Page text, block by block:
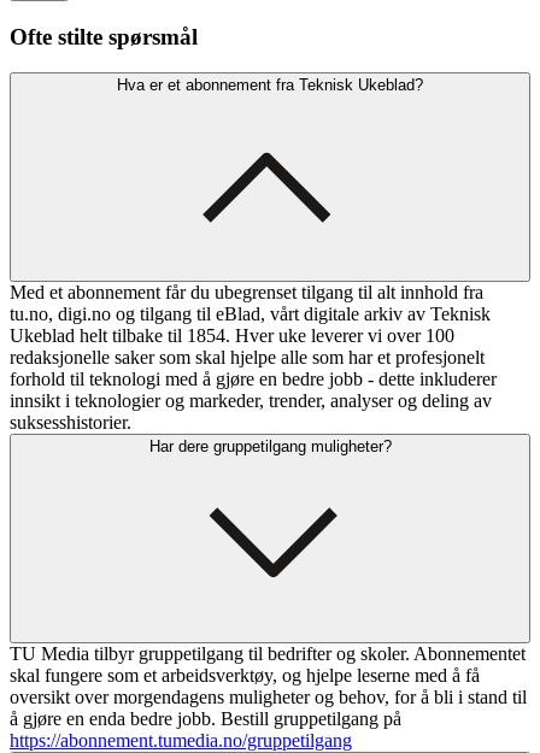
Ofte stilte spørsmål
Hva er et abonnement fra Teknisk Ukeblad?
Med et abonnement får du ubegrenset tilgang til alt innhold fra
tu.no, digi.no og tilgang til eBlad, vårt digitale arkiv av Teknisk
Ukeblad helt tilbake til 1854. Hver uke leverer vi over 100
redaksjonelle saker som skal hjelpe alle som har et profesjonelt
forhold til teknologi med å gjøre en bedre jobb - dette inkluderer
innsikt i teknologier og markeder, trender, analyser og deling av
suksesshistorier.
Har dere gruppetilgang muligheter?
TU Media tilbyr gruppetilgang til bedrifter og skoler. Abonnementet
skal fungere som et arbeidsverktøy, og hjelpe leserne med å få
oversikt over morgendagens muligheter og behov, for å bli i stand til
å gjøre en enda bedre jobb. Bestill gruppetilgang på
https://abonnement.tumedia.no/gruppetilgang